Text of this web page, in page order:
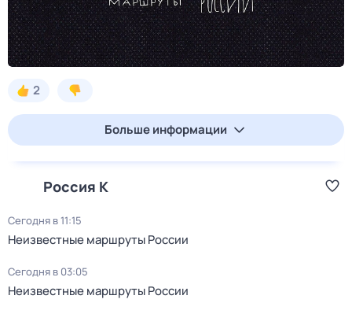
2
Больше информации
Россия К
Сегодня в 11:15
Неизвестные маршруты России
Сегодня в 03:05
Неизвестные маршруты России